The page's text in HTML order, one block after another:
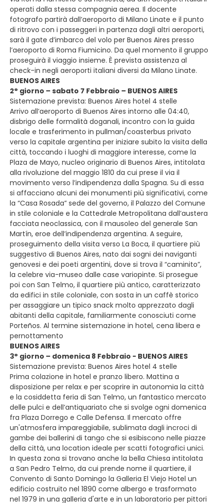
operati dalla stessa compagnia aerea. Il docente
fotografo partirà dall’aeroporto di Milano Linate e il punto
di ritrovo con i passeggeri in partenza dagli altri aeroporti,
sarà il gate d’imbarco del volo per Buenos Aires presso
l’aeroporto di Roma Fiumicino. Da quel momento il gruppo
proseguirà il viaggio insieme. È prevista assistenza al
check-in negli aeroporti italiani diversi da Milano Linate.
BUENOS AIRES
2° giorno – sabato 7 Febbraio – BUENOS AIRES
Sistemazione prevista: Buenos Aires hotel 4 stelle
Arrivo all’aeroporto di Buenos Aires intorno alle 04:40,
disbrigo delle formalità doganali, incontro con la guida
locale e trasferimento in pullman/coasterbus privato
verso la capitale argentina per iniziare subito la visita della
città, toccando i luoghi di maggiore interesse, come la
Plaza de Mayo, nucleo originario di Buenos Aires, intitolata
alla rivoluzione del maggio 1810 da cui prese il via il
movimento verso l’indipendenza dalla Spagna. Su di essa
si affacciano alcuni dei monumenti più significativi, come
la “Casa Rosada” sede del governo, il Palazzo del Comune
in stile coloniale e la Cattedrale Metropolitana dall’austera
facciata neoclassica, con il mausoleo del generale San
Martín, eroe dell’indipendenza argentina. A seguire,
proseguimento della visita verso La Boca, il quartiere più
suggestivo di Buenos Aires, nato dai sogni dei naviganti
genovesi e dei poeti argentini, dove si trova il “caminito”,
la celebre via-museo dalle case variopinte. Si prosegue
poi con San Telmo, il quartiere più antico, caratterizzato
da edifici in stile coloniale, con sosta in un caffè storico
per assaggiare un tipico snack molto apprezzato dagli
abitanti della capitale, familiarmente conosciuti come
Porteños. Al termine sistemazione in hotel, cena libera e
pernottamento
BUENOS AIRES
3° giorno – domenica 8 Febbraio - BUENOS AIRES
Sistemazione prevista: Buenos Aires hotel 4 stelle
Prima colazione in hotel e pranzo libero. Mattina a
disposizione per relax e per scoprire in autonomia la città
e la cosiddetta feria di San Telmo, un fantastico mercato
delle pulci e dell’antiquariato che si svolge ogni domenica
fra Plaza Dorrego e Calle Defensa. Il mercato offre
un'atmosfera impareggiabile, sublimata dagli incroci di
gambe dei ballerini di tango che si esibiscono nelle piazze
della città, una location ideale per scatti fotografici unici.
In questa zona si trovano anche la bella Chiesa intitolata
a San Pedro Telmo, da cui prende nome il quartiere, il
Convento di Santo Domingo la Galleria El Viejo Hotel un
edificio costruito nel 1890 come albergo e trasformato
nel 1979 in una galleria d'arte e in un laboratorio per pittori